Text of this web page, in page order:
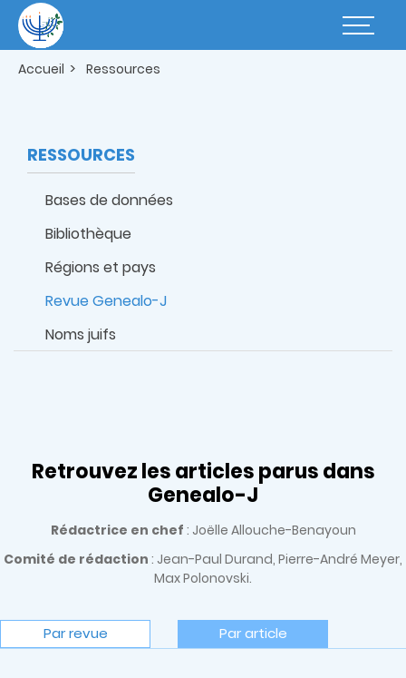
contenu
principal
Basculer
Accueil Ressources
RESSOURCES
Bases de données
Bibliothèque
Régions et pays
Revue Genealo-J
Noms juifs
Retrouvez les articles parus dans
Genealo-J
Rédactrice en chef : Joëlle Allouche-Benayoun
Comité de rédaction : Jean-Paul Durand, Pierre-André Meyer,
Max Polonovski.
Par revue Par article